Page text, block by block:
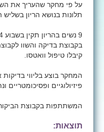
על פי מחקר שהעריך את
תלונות בנושא הריון בשליש
קיבלו טיפול וואטסו.
המחקר בוצע בליווי
פיזיולוגיים ופסיכומטריים
המשתתפות בקבוצת
תוצאות: